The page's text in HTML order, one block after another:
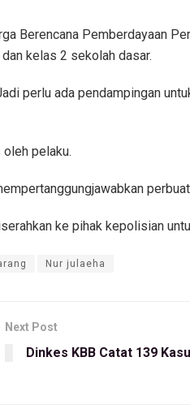
Berencana Pemberdayaan
kelas 2 sekolah dasar.
perlu ada pendampingan
pelaku.
ke pihak kepolisian
Nur julaeha
Next Post
Dinkes KBB Catat 139